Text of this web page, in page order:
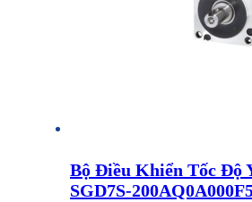
Bộ Điều Khiển Tốc Độ
SGD7S-